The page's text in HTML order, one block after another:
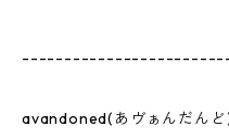
avandoned(あヴぁんだんど